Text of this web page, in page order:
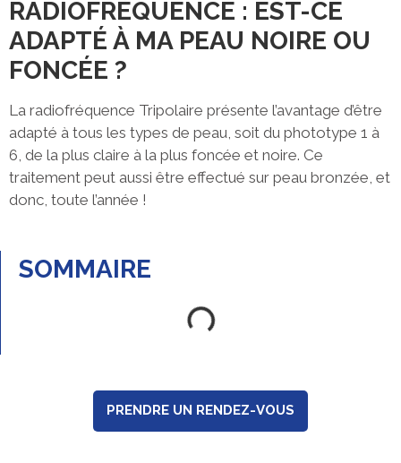
RADIOFRÉQUENCE : EST-CE
ADAPTÉ À MA PEAU NOIRE OU
FONCÉE ?
La radiofréquence Tripolaire présente l’avantage d’être
adapté à tous les types de peau, soit du phototype 1 à
6, de la plus claire à la plus foncée et noire. Ce
traitement peut aussi être effectué sur peau bronzée, et
donc, toute l’année !
SOMMAIRE
PRENDRE UN RENDEZ-VOUS